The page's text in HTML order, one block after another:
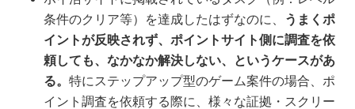
条件のクリア等）を達成したはずなのに、
うまくポ
イントが反映されず、ポイントサイト側に調査を依
頼しても、なかなか解決しない、というケースがあ
る。 特にステップアップ型のゲーム案件の場合、ポ
イント調査を依頼する際に、様々な証拠・スクリー